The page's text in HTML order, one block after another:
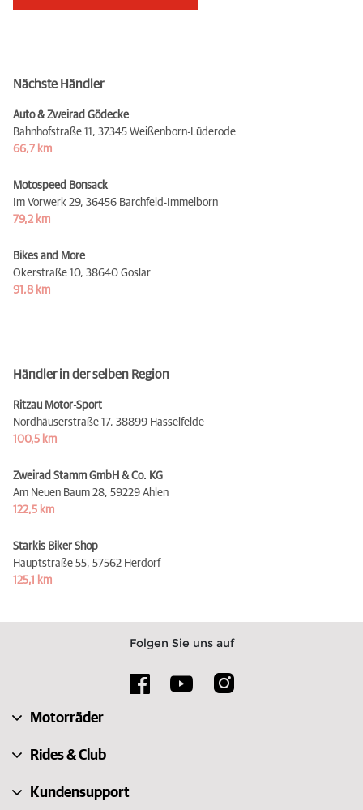
Nächste Händler
Auto & Zweirad Gödecke
Bahnhofstraße 11, 37345 Weißenborn-Lüderode
66,7 km
Motospeed Bonsack
Im Vorwerk 29, 36456 Barchfeld-Immelborn
79,2 km
Bikes and More
Okerstraße 10, 38640 Goslar
91,8 km
Händler in der selben Region
Ritzau Motor-Sport
Nordhäuserstraße 17, 38899 Hasselfelde
100,5 km
Zweirad Stamm GmbH & Co. KG
Am Neuen Baum 28, 59229 Ahlen
122,5 km
Starkis Biker Shop
Hauptstraße 55, 57562 Herdorf
125,1 km
Folgen Sie uns auf
Motorräder
Rides & Club
Kundensupport